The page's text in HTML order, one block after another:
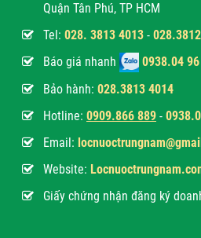
Quận Tân Phú, TP HCM
Tel: 028. 3813 4013 -
Báo giá nhanh
0938.04
Bảo hành: 028.3813 4014
Hotline: 0909.866 889 -
Email:
Website:
Giấy chứng nhận đăng ký